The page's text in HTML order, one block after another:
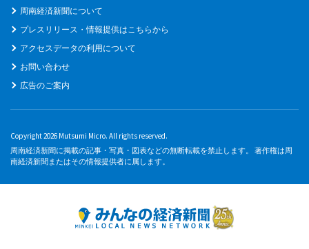
周南経済新聞について
プレスリリース・情報提供はこちらから
アクセスデータの利用について
お問い合わせ
広告のご案内
Copyright 2026 Mutsumi Micro. All rights reserved.
周南経済新聞に掲載の記事・写真・図表などの無断転載を禁止します。 著作権は周
南経済新聞またはその情報提供者に属します。